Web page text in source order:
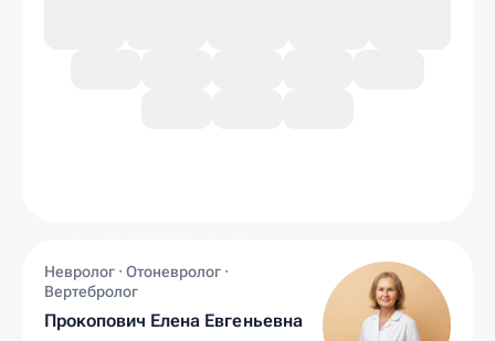
Невролог · Отоневролог ·
Вертебролог
Прокопович Елена Евгеньевна